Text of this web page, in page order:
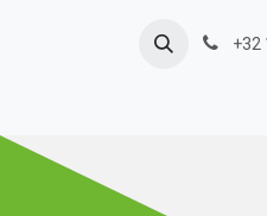
+32